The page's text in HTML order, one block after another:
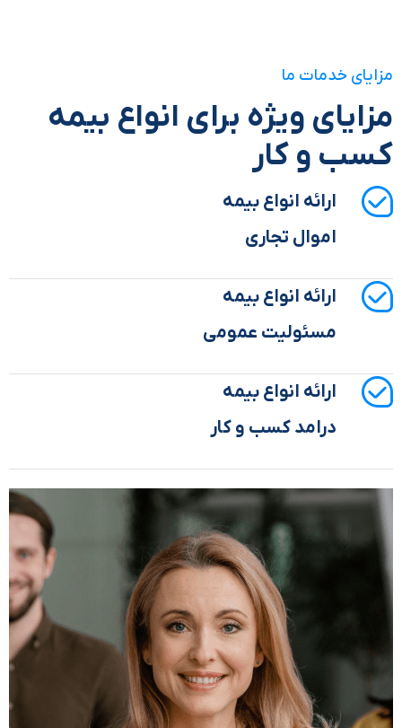
مزایای خدمات ما
مزایای ویژه برای انواع بیمه
کسب و کار
ارائه انواع بیمه
اموال تجاری
ارائه انواع بیمه
مسئولیت عمومی
ارائه انواع بیمه
درامد کسب و کار